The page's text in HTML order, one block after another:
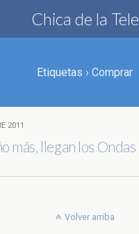
Chica de la Tele
Etiquetas › Comprar
2011
más, llegan los Ondas
Volver arriba